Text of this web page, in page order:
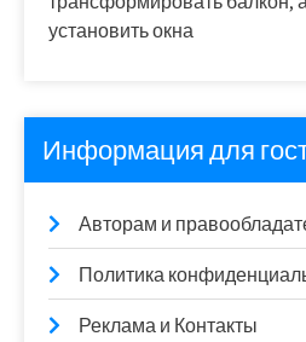
установить окна
Информация для
Авторам и
Политика
Реклама и Контакты